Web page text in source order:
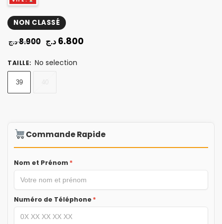
NON CLASSÉ
8.900د.ج 6.800 د.ج
TAILLE: No selection
39
Commande Rapide
Nom et Prénom *
Numéro de Téléphone *